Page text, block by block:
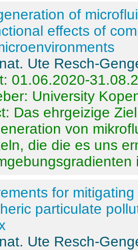
of
effects of
Ute Resch-
01.06.2020-
University
Das ehrgeizige
von
die die es uns
for
particulate
Ute Resch-